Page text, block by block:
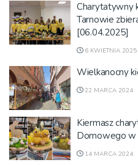
Charytatywny
Tarnowie
[06.04.2025]
6 KWIETNIA 2025
Wielkanocny
22 MARCA 2024
Kiermasz
Domowego w
14 MARCA 2024